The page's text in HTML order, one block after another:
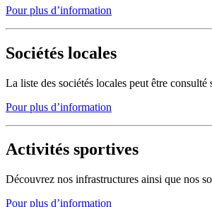
Pour plus d’information
Sociétés locales
La liste des sociétés locales peut être consulté
Pour plus d’information
Activités sportives
Découvrez nos infrastructures ainsi que nos
Pour plus d’information